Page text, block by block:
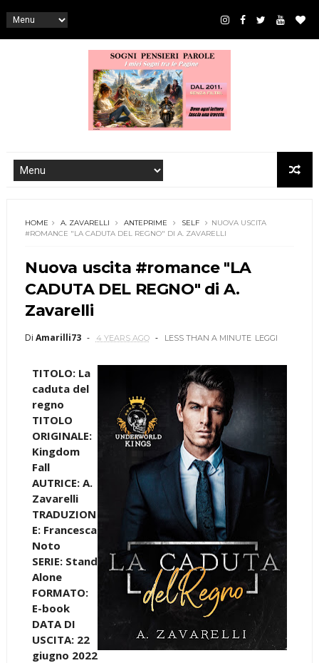
HOME A. ZAVARELLI ANTEPRIME SELF
NUOVA USCITA
#ROMANCE "LA CADUTA DEL REGNO" DI A. ZAVARELLI
Nuova uscita #romance "LA
CADUTA DEL REGNO" di A.
Zavarelli
Di Amarilli73 4 YEARS AGO LESS THAN A MINUTE LEGGI
TITOLO: La
caduta del
regno
TITOLO
ORIGINALE:
Kingdom
Fall
AUTRICE: A.
Zavarelli
TRADUZION
E: Francesca
Noto
SERIE: Stand
Alone
FORMATO:
E-book
DATA DI
USCITA: 22
giugno 2022